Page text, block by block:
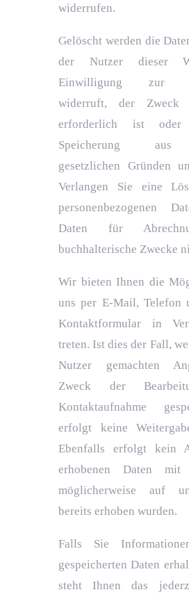
widerrufen.
Gelöscht werden die
der Nutzer dieser
Einwilligung zur
widerruft, der Zweck
erforderlich ist
Speicherung aus
gesetzlichen Gründen
Verlangen Sie eine
personenbezogenen
Daten für
buchhalterische Zwecke
Wir bieten Ihnen die
uns per E-Mail, Telefon
Kontaktformular in
treten. Ist dies der Fall,
Nutzer gemachten
Zweck der
Kontaktaufnahme
erfolgt keine
Ebenfalls erfolgt kein
erhobenen Daten
möglicherweise auf
bereits erhoben wurden.
Falls Sie
gespeicherten Daten
steht Ihnen das